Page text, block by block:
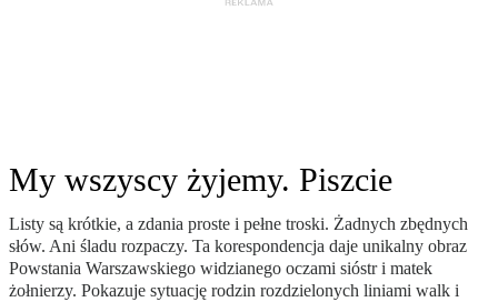
My wszyscy żyjemy. Piszcie
Listy są krótkie, a zdania proste i pełne troski. Żadnych zbędnych
słów. Ani śladu rozpaczy. Ta korespondencja daje unikalny obraz
Powstania Warszawskiego widzianego oczami sióstr i matek
żołnierzy. Pokazuje sytuację rodzin rozdzielonych liniami walk i